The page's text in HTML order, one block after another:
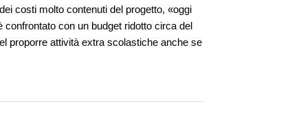
costi molto contenuti del progetto, «oggi
con un budget ridotto circa del
proporre attività extra scolastiche anche se